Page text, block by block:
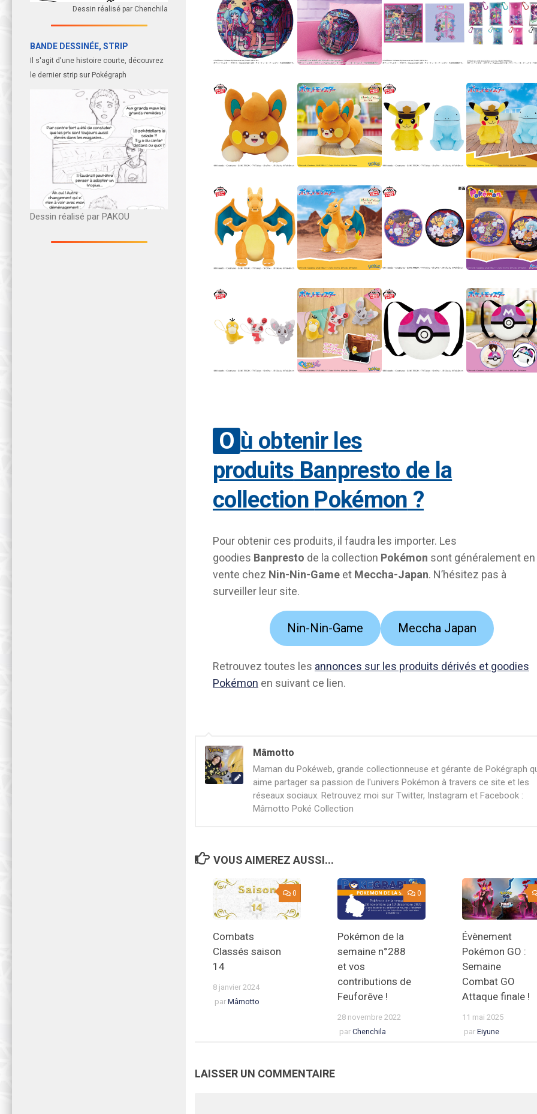
Où obtenir les
produits Banpresto de la
collection Pokémon ?
Pour obtenir ces produits, il faudra les importer. Les
goodies Banpresto de la collection Pokémon sont généralement en
vente chez Nin-Nin-Game et Meccha-Japan. N’hésitez pas à
surveiller leur site.
Nin-Nin-Game Meccha Japan
Retrouvez toutes les annonces sur les produits dérivés et goodies
Pokémon en suivant ce lien.
Mâmotto
Maman du Pokéweb, grande collectionneuse et gérante de Pokégraph
aime partager sa passion de l'univers Pokémon à travers ce site et les
réseaux sociaux. Retrouvez moi sur Twitter, Instagram et Facebook :
Mâmotto Poké Collection
VOUS AIMEREZ AUSSI...
0
Combats
Classés saison
14
8 janvier 2024
par Mâmotto
0
Pokémon de la
semaine n°288
et vos
contributions de
Feuforêve !
28 novembre 2022
par Chenchila
Évènement
Pokémon GO :
Semaine
Combat GO
Attaque finale !
11 mai 2025
par Eiyune
LAISSER UN COMMENTAIRE
Dessin réalisé par Chenchila
BANDE DESSINÉE, STRIP
Il s'agit d'une histoire courte, découvrez
le dernier strip sur Pokégraph
Dessin réalisé par PAKOU